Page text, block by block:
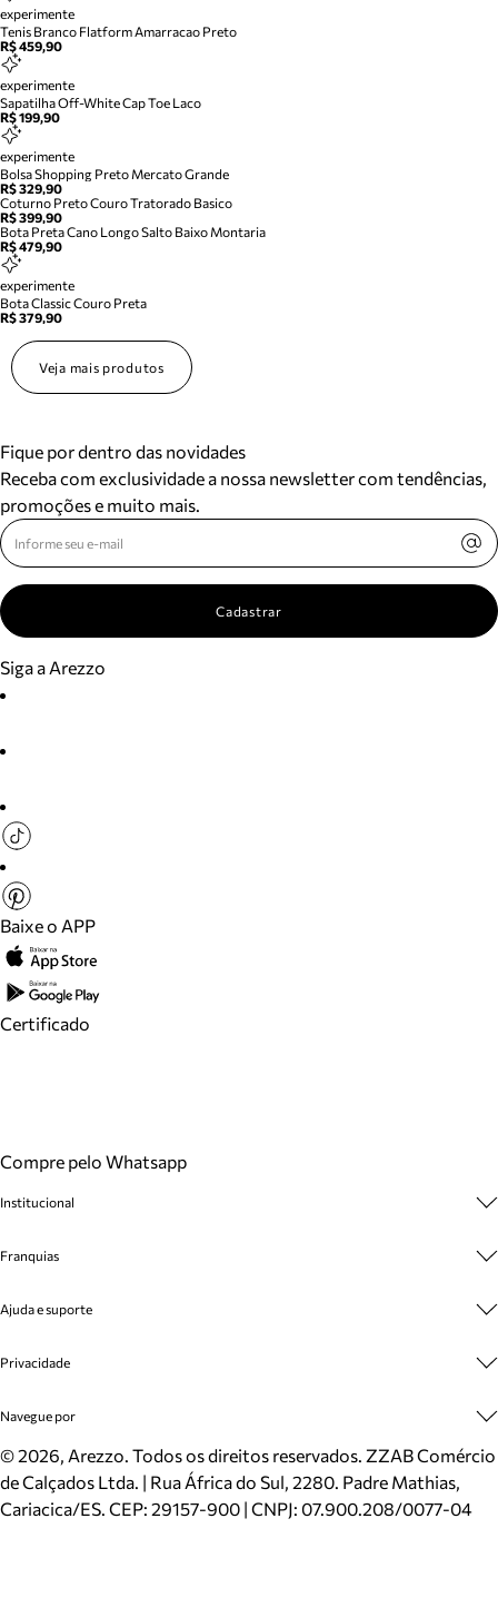
experimente
Tenis Branco Flatform Amarracao Preto
R$ 459,90
experimente
Sapatilha Off-White Cap Toe Laco
R$ 199,90
experimente
Bolsa Shopping Preto Mercato Grande
R$ 329,90
Coturno Preto Couro Tratorado Basico
R$ 399,90
Bota Preta Cano Longo Salto Baixo Montaria
R$ 479,90
experimente
Bota Classic Couro Preta
R$ 379,90
Veja mais produtos
Fique por dentro das novidades
Receba com exclusividade a nossa newsletter com tendências,
promoções e muito mais.
Cadastrar
Siga a Arezzo
Baixe o APP
Certificado
Compre pelo Whatsapp
Institucional
Cashback
Venda Corporativa
Mapa do Site
Inverno
Mundo Arezzo
Franquias
Plano de Negócio
Ajuda e suporte
Cadastro
Meus Pedidos
Trocas e Devoluções
Cartão Presente
Localizador de lojas
Privacidade
Politica e Privacidade
Navegue por
Sapatos
Bolsas
Scarpins
©2026, Arezzo. Todos os direitos reservados. ZZAB Comércio
de Calçados Ltda. | Rua África do Sul, 2280. Padre Mathias,
Cariacica/ES. CEP: 29157-900 | CNPJ: 07.900.208/0077-04